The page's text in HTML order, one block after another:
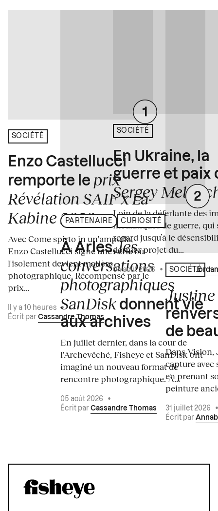
SOCIÉTÉ
Enzo Castellucci
remporte le prix
Révélation SAIF x La
Kabine 2026
Avec Come spirto in un'ampolla,
Enzo Castellucci signe une série où
l'isolement devient matière
photographique. Récompensé par le
prix...
Il y a 10 heures •
Écrit par Cassandre Thomas
PARTENAIRE CURIOSITÉ
À Arles,les
conversations
photographiques
SanDisk donnent vie
aux archives
En juillet dernier, dans la cour de
l'Archevêché, Fisheye et SanDisk ont
imaginé un nouveau format de
rencontre photographique. À...
05 août 2026
•
Écrit par Cassandre Thomas
SOCIÉTÉ
En Ukraine, la
guerre et paix
Sergey
Loin de la déferlante des
médiatiques de guerre, qui
regard jusqu’à le
dernier projet du...
04 août 2026 • Écrit par
SOCIÉTÉ
de
Dans
capture avec
en prenant
peinture
31 juillet 2026
Écrit par